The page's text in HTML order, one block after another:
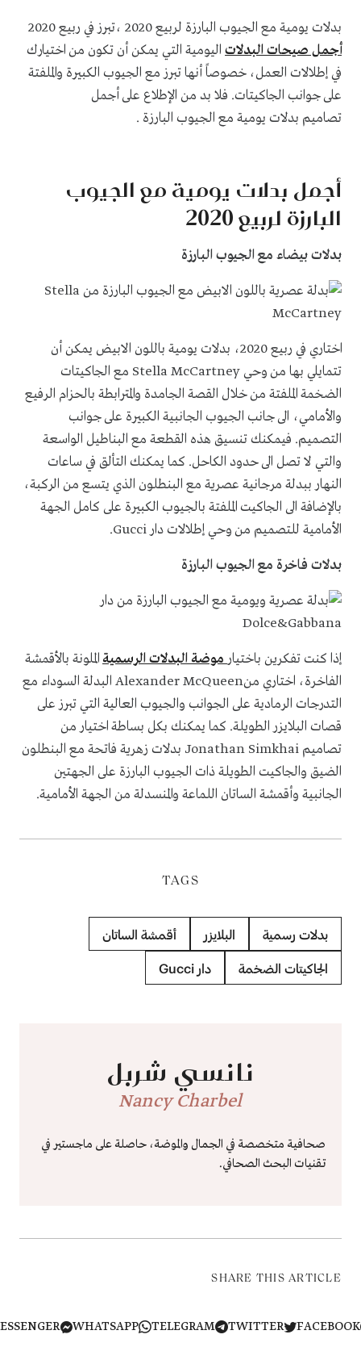
بدلات يومية مع الجيوب البارزة لربيع 2020 ،تبرز في ربيع 2020
أجمل صيحات البدلاتاليومية التي يمكن أن تكون من اختيارك
في إطلالات العمل، خصوصاً أنها تبرز مع الجيوب الكبيرة والملفتة
على جوانب الجاكيتات. فلا بد من الإطلاع على أجمل
تصاميم بدلات يومية مع الجيوب البارزة .
أجمل بدلات يومية مع الجيوب
البارزة لربيع 2020
بدلات بيضاء مع الجيوب البارزة
اختاري في ربيع 2020، بدلات يومية باللون الابيض يمكن أن
تتمايلي بها من وحي Stella McCartney مع الجاكيتات
الضخمة الملفتة من خلال القصة الجامدة والمترابطة بالحزام الرفيع
والأمامي، الى جانب الجيوب الجانبية الكبيرة على جوانب
التصميم. فيمكنك تنسيق هذه القطعة مع البناطيل الواسعة
والتي لا تصل الى حدود الكاحل. كما يمكنك التألق في ساعات
النهار ببدلة مرجانية عصرية مع البنطلون الذي يتسع من الركبة،
بالإضافة الى الجاكيت الملفتة بالجيوب الكبيرة على كامل الجهة
الأمامية للتصميم من وحي إطلالات دار Gucci.
بدلات فاخرة مع الجيوب البارزة
إذا كنت تفكرين باختيارموضة البدلات الرسميةالملونة بالأقمشة
الفاخرة، اختاري منAlexander McQueen البدلة السوداء مع
التدرجات الرمادية على الجوانب والجيوب العالية التي تبرز على
قصات البلايزر الطويلة. كما يمكنك بكل بساطة اختيار من
تصاميم Jonathan Simkhai بدلات زهرية فاتحة مع البنطلون
الضيق والجاكيت الطويلة ذات الجيوب البارزة على الجهتين
الجانبية وأقمشة الساتان اللماعة والمنسدلة من الجهة الأمامية.
TAGS
بدلات رسمية البلايزر أقمشة الساتان
الجاكيتات الضخمة
نانسي شربل
Nancy Charbel
صحافية متخصصة في الجمال والموضة، حاصلة على ماجستير في
تقنيات البحث الصحافي.
SHARE THIS ARTICLE
TWITTER
TELEGRAM
WHATSAPP
MESSENGER